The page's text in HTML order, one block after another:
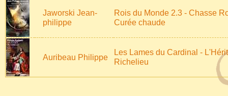
Jaworski Jean-
philippe
Rois du Monde 2.3 - Chasse
Curée chaude
Auribeau Philippe
Les Lames du Cardinal -
Richelieu